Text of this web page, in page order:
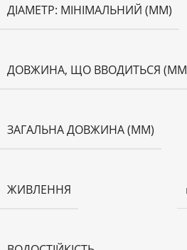
ДІАМЕТР: МІНІМАЛЬНИЙ (ММ)
ДОВЖИНА, ЩО ВВОДИТЬСЯ
ЗАГАЛЬНА ДОВЖИНА (ММ)
ЖИВЛЕННЯ